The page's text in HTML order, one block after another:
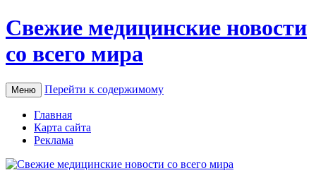
Свежие медицинские новости
со всего мира
Меню Перейти к содержимому
Главная
Карта сайта
Реклама